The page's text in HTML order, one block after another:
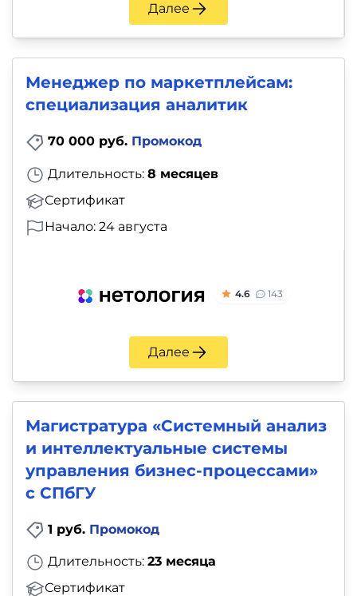
Далее
Менеджер по маркетплейсам:
специализация аналитик
70 000 руб. Промокод
Длительность: 8 месяцев
Сертификат
Начало: 24 августа
4.6 143
Далее
Магистратура «Системный анализ
и интеллектуальные системы
управления бизнес-процессами»
с СПбГУ
1 руб. Промокод
Длительность: 23 месяца
Сертификат